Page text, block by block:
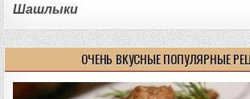
Шашлыки
ОЧЕНЬ ВКУСНЫЕ ПОПУЛЯРНЫЕ